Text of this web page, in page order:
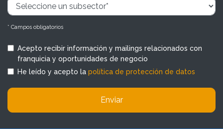
* Campos obligatorios
Acepto recibir información y mailings relacionados con
franquicia y oportunidades de negocio
He leído y acepto la política de protección de datos
Enviar